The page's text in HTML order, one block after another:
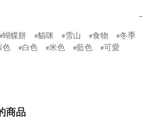
−
蝴蝶餅 貓咪 雪山 食物
冬季
色 白色 米色 藍色
可愛
商品